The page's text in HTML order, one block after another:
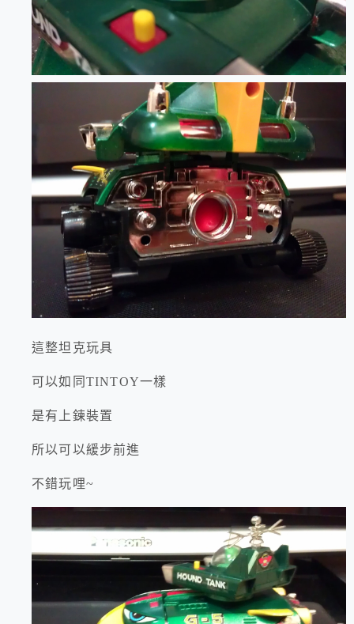
這整坦克玩具
可以如同TINTOY一樣
是有上鍊裝置
所以可以緩步前進
不錯玩哩~